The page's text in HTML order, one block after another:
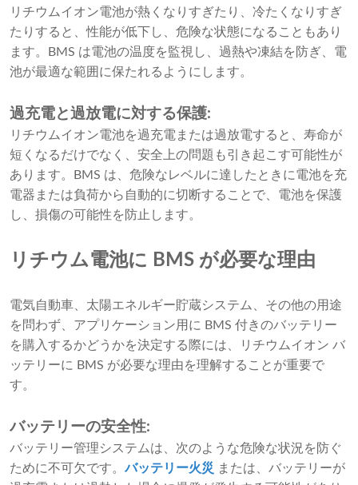
リチウムイオン電池が熱くなりすぎたり、冷たくなりすぎ
たりすると、性能が低下し、危険な状態になることもあり
ます。BMS は電池の温度を監視し、過熱や凍結を防ぎ、電
池が最適な範囲に保たれるようにします。
過充電と過放電に対する保護:
リチウムイオン電池を過充電または過放電すると、寿命が
短くなるだけでなく、安全上の問題も引き起こす可能性が
あります。BMS は、危険なレベルに達したときに電池を充
電器または負荷から自動的に切断することで、電池を保護
し、損傷の可能性を防止します。
リチウム電池に BMS が必要な理由
電気自動車、太陽エネルギー貯蔵システム、その他の用途
を問わず、アプリケーション用に BMS 付きのバッテリー
を購入するかどうかを決定する際には、リチウムイオン バ
ッテリーに BMS が必要な理由を理解することが重要で
す。
バッテリーの安全性:
バッテリー管理システムは、次のような危険な状況を防ぐ
ために不可欠です。バッテリー火災 または、バッテリーが